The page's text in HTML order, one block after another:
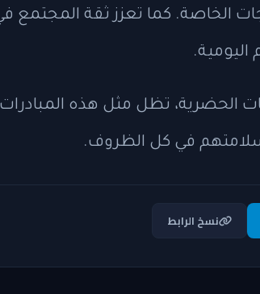
الخاصة. كما تعزز ثقة المجتمع
اليومية.
الحضرية، تظل مثل هذه المبادرات
سلامتهم في كل الظروف.
نسخ الرابط